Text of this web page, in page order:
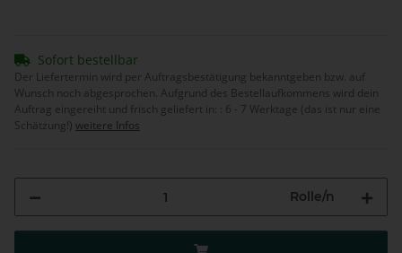
Sofort bestellbar
Der Liefertermin wird per Auftragsbestätigung bekanntgeben bzw. auf
Wunsch noch abgesprochen. Aufgrund des Bestellaufkommens wird dein
Auftrag eingereiht und frisch geliefert in: : 6 - 7 Werktage (das ist nur eine
Schätzung!) weitere Infos
Rolle/n